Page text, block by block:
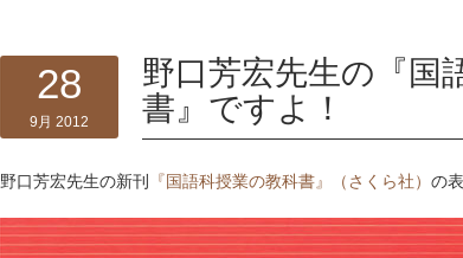
28
9月 2012
野口芳宏先生の『国
書』ですよ！
野口芳宏先生の新刊 『国語科授業の教科書』（さくら社） の